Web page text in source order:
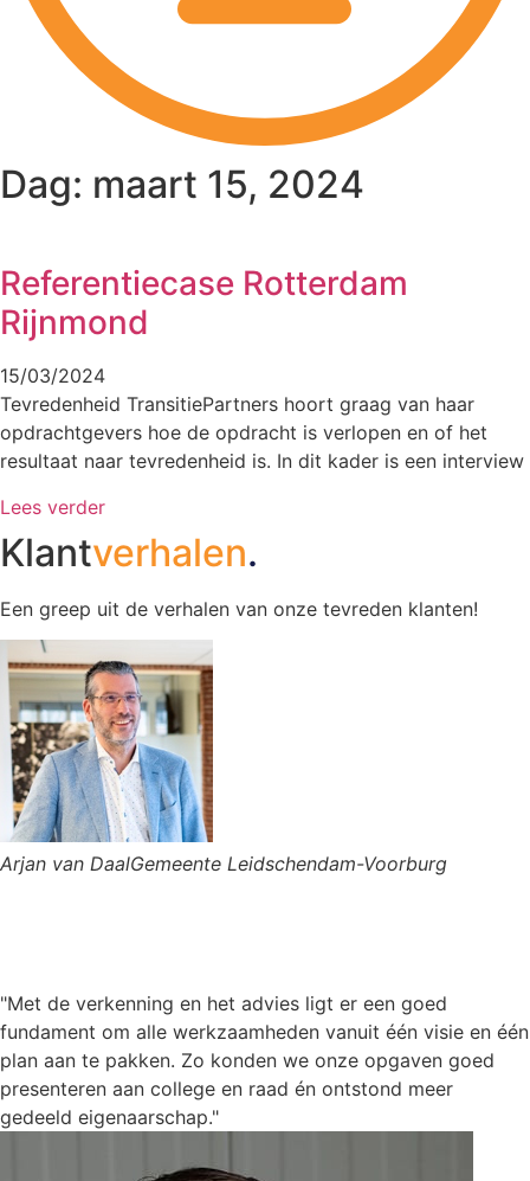
Dag: maart 15, 2024
Referentiecase Rotterdam
Rijnmond
15/03/2024
Tevredenheid TransitiePartners hoort graag van haar
opdrachtgevers hoe de opdracht is verlopen en of het
resultaat naar tevredenheid is. In dit kader is een interview
Lees verder
Klantverhalen.
Een greep uit de verhalen van onze tevreden klanten!
Arjan van DaalGemeente Leidschendam-Voorburg
"Met de verkenning en het advies ligt er een goed
fundament om alle werkzaamheden vanuit één visie en één
plan aan te pakken. Zo konden we onze opgaven goed
presenteren aan college en raad én ontstond meer
gedeeld eigenaarschap."